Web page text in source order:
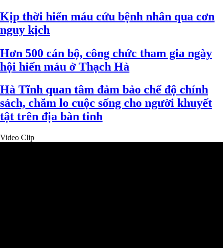
Kịp thời hiến máu cứu bệnh nhân qua cơn
nguy kịch
Hơn 500 cán bộ, công chức tham gia ngày
hội hiến máu ở Thạch Hà
Hà Tĩnh quan tâm đảm bảo chế độ chính
sách, chăm lo cuộc sống cho người khuyết
tật trên địa bàn tỉnh
Video Clip